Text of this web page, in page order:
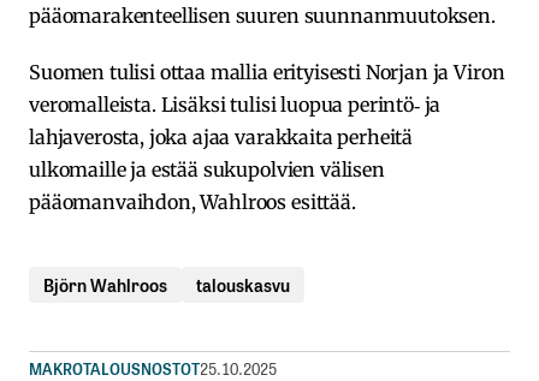
pääomarakenteellisen suuren suunnanmuutoksen.
Suomen tulisi ottaa mallia erityisesti Norjan ja Viron
veromalleista. Lisäksi tulisi luopua perintö‑ ja
lahjaverosta, joka ajaa varakkaita perheitä
ulkomaille ja estää sukupolvien välisen
pääomanvaihdon, Wahlroos esittää.
Björn Wahlroos talouskasvu
MAKROTALOUSNOSTOT25.10.2025